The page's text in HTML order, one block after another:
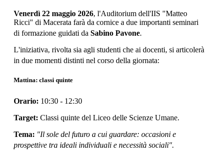
Venerdì 22 maggio 2026, l'Auditorium dell'IIS "Matteo
Ricci" di Macerata farà da cornice a due importanti seminari
di formazione guidati da Sabino Pavone.
L'iniziativa, rivolta sia agli studenti che ai docenti, si articolerà
in due momenti distinti nel corso della giornata:
Mattina: classi quinte
Orario: 10:30 - 12:30
Target: Classi quinte del Liceo delle Scienze Umane.
Tema: "Il sole del futuro a cui guardare: occasioni e
prospettive tra ideali individuali e necessità sociali".